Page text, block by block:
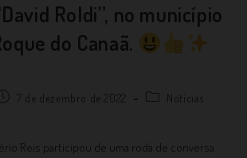
Roldi”, no município
do Canaã.
7 de dezembro de 2022 Notícias
Reis participou de uma roda de conversa